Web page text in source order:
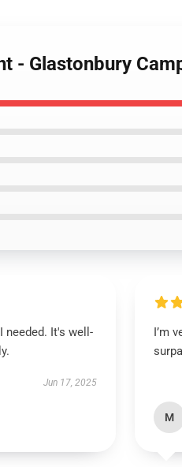
- Glastonbury
needed. It's well-
Jun 17, 2025
I’m
M